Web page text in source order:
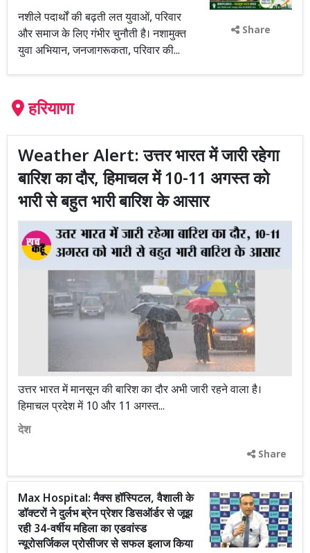
नशीले पदार्थों की बढ़ती लत युवाओं, परिवार
और समाज के लिए गंभीर चुनौती है। नशामुक्त
युवा अभियान, जनजागरूकता, परिवार की...
Share
हरियाणा
Weather Alert: उत्तर भारत में जारी रहेगा
बारिश का दौर, हिमाचल में 10-11 अगस्त को
भारी से बहुत भारी बारिश के आसार
उत्तर भारत में मानसून की बारिश का दौर अभी जारी रहने वाला है।
हिमाचल प्रदेश में 10 और 11 अगस्त...
देश
Share
Max Hospital: मैक्स हॉस्पिटल, वैशाली के
डॉक्टरों ने दुर्लभ ब्रेन प्रेशर डिसऑर्डर से जूझ
रही 34-वर्षीय महिला का एडवांस्ड
न्यूरोसर्जिकल प्रोसीजर से सफल इलाज किया